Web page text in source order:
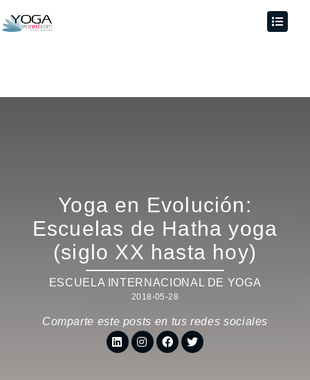
Yoga en Evolución:
Escuelas de Hatha yoga
(siglo XX hasta hoy)
ESCUELA INTERNACIONAL DE YOGA
2018-05-28
Comparte este posts en tus redes sociales